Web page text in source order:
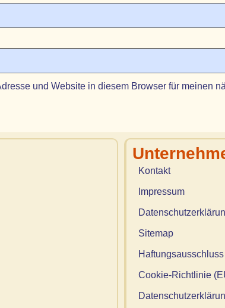
und Website in diesem Browser für meinen
Kontakt
Impressum
Sitemap
Haftungsausschluss
Cookie-Richtlinie